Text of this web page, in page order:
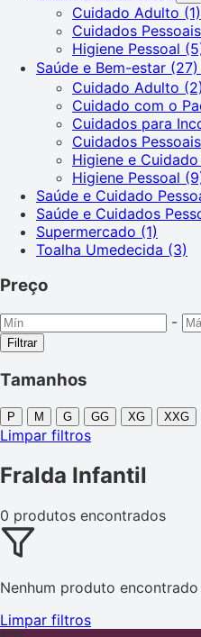
Cuidado Adulto (1)
Cuidados Pessoais
Higiene Pessoal
Saúde e Bem-estar (27)
Cuidado Adulto (2)
Cuidado com o
Cuidados para
Cuidados Pessoais
Higiene e Cuidado
Higiene Pessoal
Saúde e Cuidado
Saúde e Cuidados
Supermercado (1)
Toalha Umedecida (3)
Preço
-
Filtrar
Tamanhos
P M G GG XG XXG
Limpar filtros
Fralda Infantil
0 produtos encontrados
Nenhum produto
Limpar filtros